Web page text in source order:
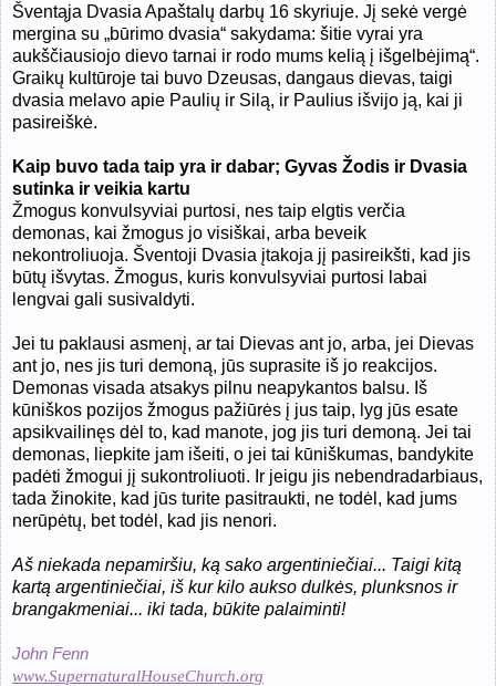
Šventąja Dvasia Apaštalų darbų 16 skyriuje. Jį sekė vergė
mergina su „būrimo dvasia“ sakydama: šitie vyrai yra
aukščiausiojo dievo tarnai ir rodo mums kelią į išgelbėjimą“.
Graikų kultūroje tai buvo Dzeusas, dangaus dievas, taigi
dvasia melavo apie Paulių ir Silą, ir Paulius išvijo ją, kai ji
pasireiškė.
Kaip buvo tada taip yra ir dabar; Gyvas Žodis ir Dvasia
sutinka ir veikia kartu
Žmogus konvulsyviai purtosi, nes taip elgtis verčia
demonas, kai žmogus jo visiškai, arba beveik
nekontroliuoja. Šventoji Dvasia įtakoja jį pasireikšti, kad jis
būtų išvytas. Žmogus, kuris konvulsyviai purtosi labai
lengvai gali susivaldyti.
Jei tu paklausi asmenį, ar tai Dievas ant jo, arba, jei Dievas
ant jo, nes jis turi demoną, jūs suprasite iš jo reakcijos.
Demonas visada atsakys pilnu neapykantos balsu. Iš
kūniškos pozijos žmogus pažiūrės į jus taip, lyg jūs esate
apsikvailinęs dėl to, kad manote, jog jis turi demoną. Jei tai
demonas, liepkite jam išeiti, o jei tai kūniškumas, bandykite
padėti žmogui jį sukontroliuoti. Ir jeigu jis nebendradarbiaus,
tada žinokite, kad jūs turite pasitraukti, ne todėl, kad jums
nerūpėtų, bet todėl, kad jis nenori.
Aš niekada nepamiršiu, ką sako argentiniečiai... Taigi kitą
kartą argentiniečiai, iš kur kilo aukso dulkės, plunksnos ir
brangakmeniai... iki tada, būkite palaiminti!
John Fenn
www.SupernaturalHouseChurch.org